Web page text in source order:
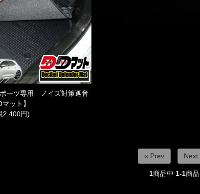
ーツ専用 ノイズ対策遮音
ット】
2,400円)
« Prev Next
1商品中 1-1商品